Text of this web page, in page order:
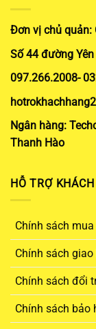
Đơn vị chủ quản:
Số 44 đường
097.266.2008-
Ngân hàng:
Thanh Hào
HỖ TRỢ
Chính sách
Chính sách giao
Chính sách đổi
Chính sách bảo